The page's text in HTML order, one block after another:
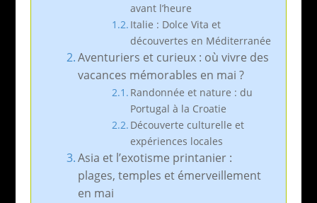
avant l’heure
Italie : Dolce Vita et
découvertes en Méditerranée
Aventuriers et curieux : où vivre des
vacances mémorables en mai ?
Randonnée et nature : du
Portugal à la Croatie
Découverte culturelle et
expériences locales
Asia et l’exotisme printanier :
plages, temples et émerveillement
en mai